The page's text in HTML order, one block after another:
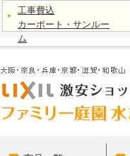
工事費込
カーポート・サンルー
ム